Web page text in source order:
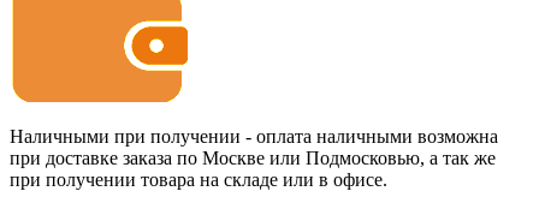
Наличными при получении - оплата наличными возможна
при доставке заказа по Москве или Подмосковью, а так же
при получении товара на складе или в офисе.